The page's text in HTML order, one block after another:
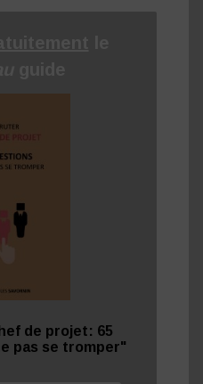
de projet: 65
pas se tromper"